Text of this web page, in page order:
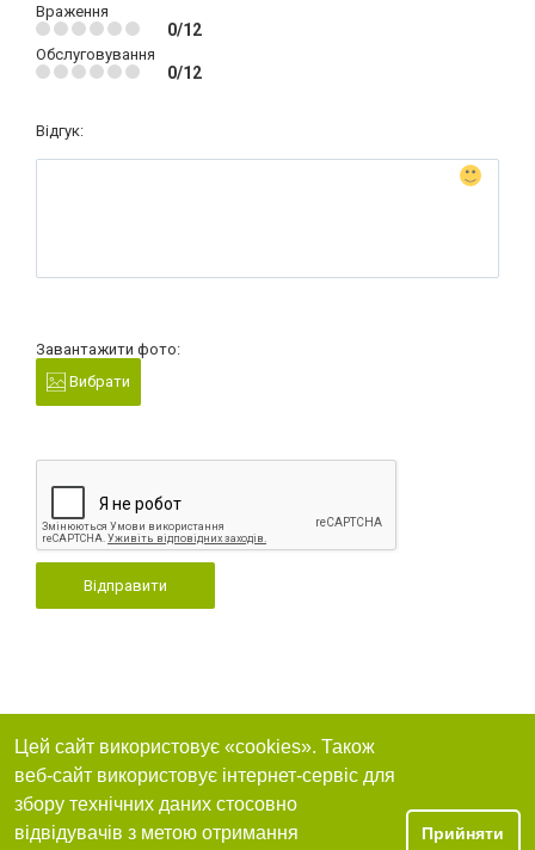
Враження
0/12
Обслуговування
0/12
Відгук:
Завантажити фото:
Вибрати
Відправити
Цей сайт використовує «cookies». Також
веб-сайт використовує інтернет-сервіс для
збору технічних даних стосовно
відвідувачів з метою отримання
Прийняти